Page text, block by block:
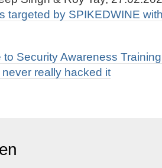
targeted by SPIKEDWINE
Security Awareness
really hacked it